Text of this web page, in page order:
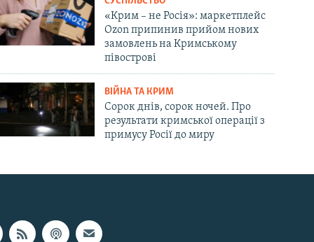
«Крим – не Росія»: маркетплейс
Ozon припинив прийом нових
замовлень на Кримському
півострові
ВІЙНА ТА КРИМ
Сорок днів, сорок ночей. Про
результати кримської операції з
примусу Росії до миру